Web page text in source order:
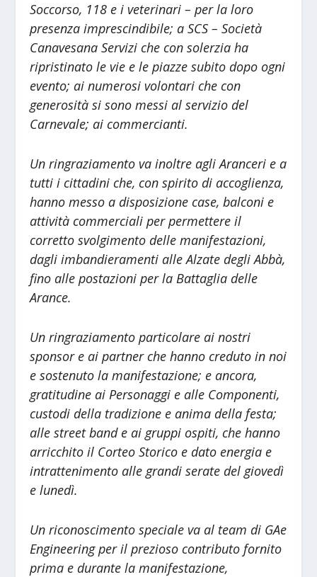
Soccorso, 118 e i veterinari – per la loro
presenza imprescindibile; a SCS – Società
Canavesana Servizi che con solerzia ha
ripristinato le vie e le piazze subito dopo ogni
evento; ai numerosi volontari che con
generosità si sono messi al servizio del
Carnevale; ai commercianti.
Un ringraziamento va inoltre agli Aranceri e a
tutti i cittadini che, con spirito di accoglienza,
hanno messo a disposizione case, balconi e
attività commerciali per permettere il
corretto svolgimento delle manifestazioni,
dagli imbandieramenti alle Alzate degli Abbà,
fino alle postazioni per la Battaglia delle
Arance.
Un ringraziamento particolare ai nostri
sponsor e ai partner che hanno creduto in noi
e sostenuto la manifestazione; e ancora,
gratitudine ai Personaggi e alle Componenti,
custodi della tradizione e anima della festa;
alle street band e ai gruppi ospiti, che hanno
arricchito il Corteo Storico e dato energia e
intrattenimento alle grandi serate del giovedì
e lunedì.
Un riconoscimento speciale va al team di GAe
Engineering per il prezioso contributo fornito
prima e durante la manifestazione,